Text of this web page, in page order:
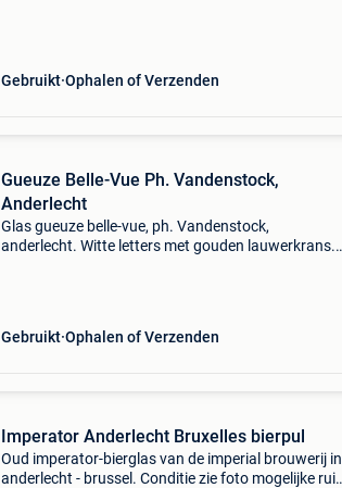
Gebruikt Ophalen of Verzenden
Gueuze Belle-Vue Ph. Vandenstock,
Anderlecht
Glas gueuze belle-vue, ph. Vandenstock,
anderlecht. Witte letters met gouden lauwerkrans.
Gebruikt Ophalen of Verzenden
Imperator Anderlecht Bruxelles bierpul
Oud imperator-bierglas van de imperial brouwerij in
anderlecht - brussel. Conditie zie foto mogelijke ruil